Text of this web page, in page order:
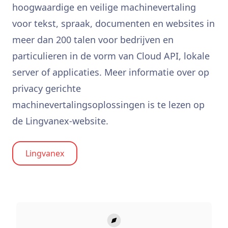
hoogwaardige en veilige machinevertaling
voor tekst, spraak, documenten en websites in
meer dan 200 talen voor bedrijven en
particulieren in de vorm van Cloud API, lokale
server of applicaties. Meer informatie over op
privacy gerichte
machinevertalingsoplossingen is te lezen op
de Lingvanex-website.
Lingvanex